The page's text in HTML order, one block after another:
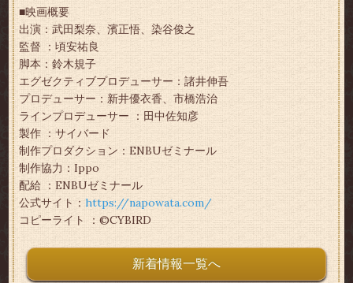
■映画概要
出演：武田梨奈、濱正悟、染谷俊之
監督 ：頃安祐良
脚本：鈴木規子
エグゼクティブプロデューサー：諸井伸吾
プロデューサー：新井優衣香、市橋浩治
ラインプロデューサー ：田中佐知彦
製作 ：サイバード
制作プロダクション：ENBUゼミナール
制作協力：Ippo
配給 ：ENBUゼミナール
公式サイト： https://napowata.com/
コピーライト ：©CYBIRD
新着情報一覧へ